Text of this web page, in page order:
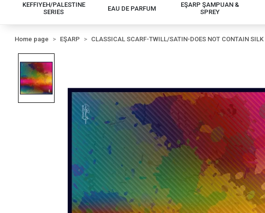
KEFFIYEH/PALESTINE
SERIES
EAU DE PARFUM
EŞARP ŞAMPUAN &
SPREY
Home page EŞARP CLASSICAL SCARF-TWILL/SATIN-DOES NOT CONTAIN SILK